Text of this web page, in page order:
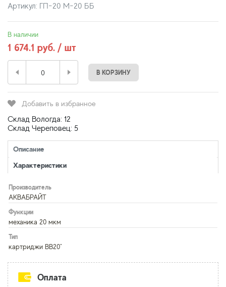
Артикул: ГП-20 М-20 ББ
В наличии
1 674.1 руб. / шт
В КОРЗИНУ
Добавить в избранное
Склад Вологда: 12
Склад Череповец: 5
Описание
Характеристики
Производитель
АКВАБРАЙТ
Функции
механика 20 мкм
Тип
картриджи BB20"
Оплата